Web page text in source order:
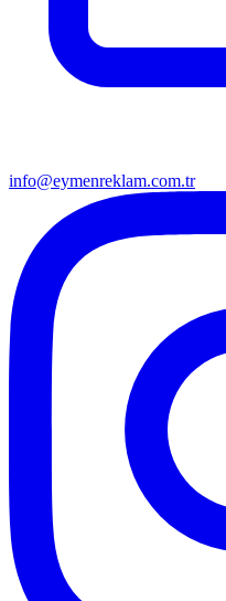
info@eymenreklam.com.tr